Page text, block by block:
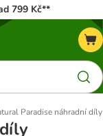
799 Kč**
Paradise náhradní díly